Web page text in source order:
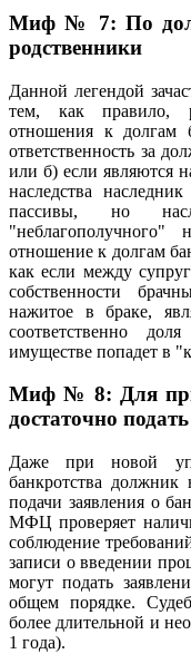
Миф № 7: По
родственники
Данной легендой
тем, как правило,
отношения к долгам
ответственность за
или б) если являются
наследства
пассивы, но
"неблагополучного"
отношение к долгам
как если между
собственности
нажитое в браке,
соответственно
имуществе попадет в
Миф № 8: Для
достаточно
Даже при новой
банкротства должник
подачи заявления о
МФЦ проверяет
соблюдение
записи о введении
могут подать
общем порядке.
более длительной и
1 года).